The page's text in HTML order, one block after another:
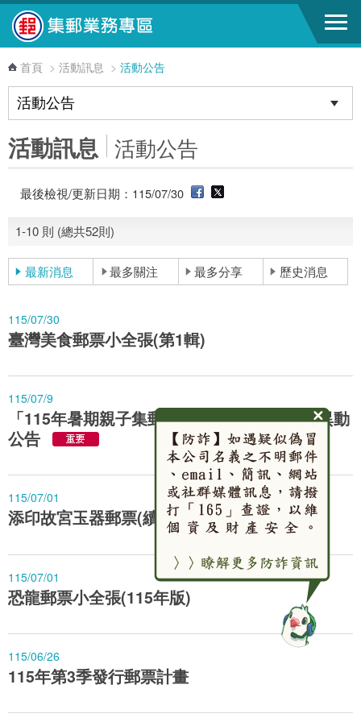
跳到主要內容區塊
首頁 > 活動訊息 > 活動公告
活動訊息 活動公告
最後檢視/更新日期：115/07/30
1-10 則 (總共52則)
最新消息 最多關注 最多分享 歷史消息
115/07/30
臺灣美食郵票小全張(第1輯)
115/07/9
「115年暑期親子集郵研習營」第2梯次活動異動
公告
115/07/01
添印故宮玉器郵票(續3)
115/07/01
恐龍郵票小全張(115年版)
115/06/26
115年第3季發行郵票計畫